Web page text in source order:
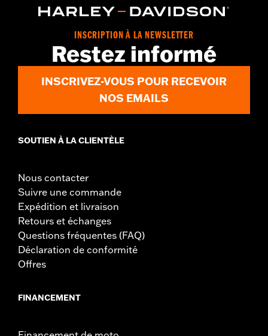
INSCRIPTION À LA NEWSLETTER
Restez informé
INSCRIVEZ-VOUS POUR RECEVOIR
NOS EMAILS
SOUTIEN À LA CLIENTÈLE
Nous contacter
Suivre une commande
Expédition et livraison
Retours et échanges
Questions fréquentes (FAQ)
Déclaration de conformité
Offres
FINANCEMENT